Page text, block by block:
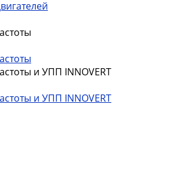
и УПП INNOVERT
и УПП INNOVERT